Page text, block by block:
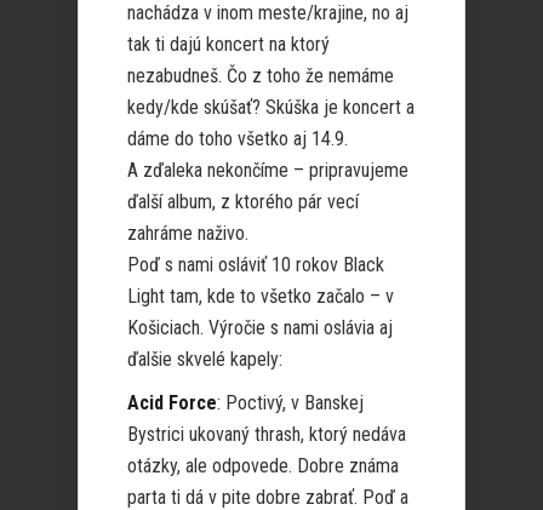
nachádza v inom meste/krajine, no aj
tak ti dajú koncert na ktorý
nezabudneš. Čo z toho že nemáme
kedy/kde skúšať? Skúška je koncert a
dáme do toho všetko aj 14.9.
A zďaleka nekončíme – pripravujeme
ďalší album, z ktorého pár vecí
zahráme naživo.
Poď s nami osláviť 10 rokov Black
Light tam, kde to všetko začalo – v
Košiciach. Výročie s nami oslávia aj
ďalšie skvelé kapely:
Acid Force: Poctivý, v Banskej
Bystrici ukovaný thrash, ktorý nedáva
otázky, ale odpovede. Dobre známa
parta ti dá v pite dobre zabrať. Poď a